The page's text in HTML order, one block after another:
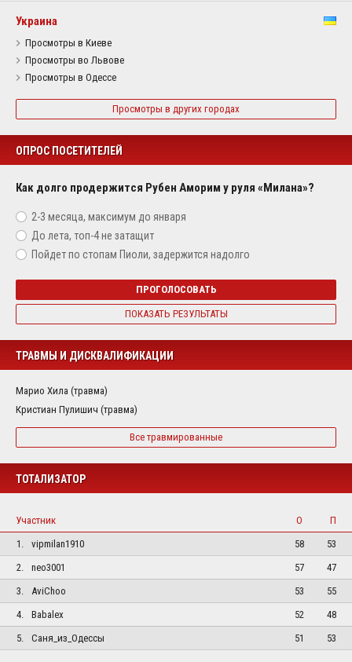
Украина
Просмотры в Киеве
Просмотры во Львове
Просмотры в Одессе
Просмотры в других городах
ОПРОС ПОСЕТИТЕЛЕЙ
Как долго продержится Рубен Аморим у руля «Милана»?
2-3 месяца, максимум до января
До лета, топ-4 не затащит
Пойдет по стопам Пиоли, задержится надолго
ПРОГОЛОСОВАТЬ
ПОКАЗАТЬ РЕЗУЛЬТАТЫ
ТРАВМЫ И ДИСКВАЛИФИКАЦИИ
Марио Хила (травма)
Кристиан Пулишич (травма)
Все травмированные
ТОТАЛИЗАТОР
Участник О
П
1.
vipmilan1910 58
53
2.
neo3001 57
47
3.
AviChoo 53
55
4.
Babalex 52
48
5.
Саня_из_Одессы 51 53